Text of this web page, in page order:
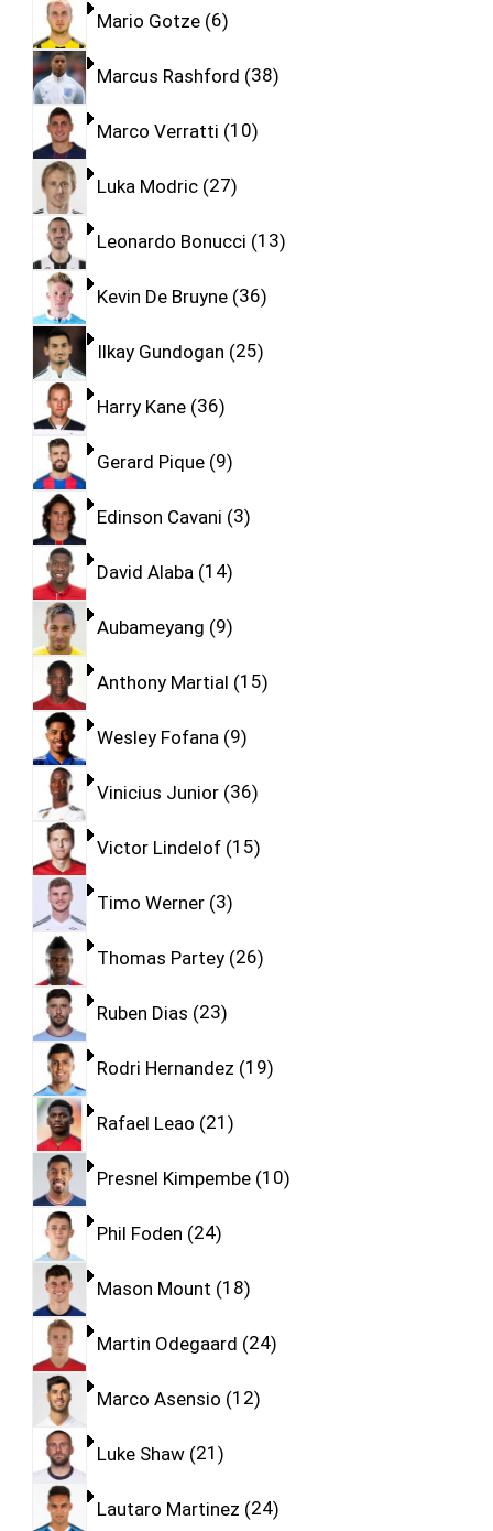
Mario Gotze 6
Marcus Rashford 38
Marco Verratti 10
Luka Modric 27
Leonardo Bonucci 13
Kevin De Bruyne 36
Ilkay Gundogan 25
Harry Kane 36
Gerard Pique 9
Edinson Cavani 3
David Alaba 14
Aubameyang 9
Anthony Martial 15
Wesley Fofana 9
Vinicius Junior 36
Victor Lindelof 15
Timo Werner 3
Thomas Partey 26
Ruben Dias 23
Rodri Hernandez 19
Rafael Leao 21
Presnel Kimpembe 10
Phil Foden 24
Mason Mount 18
Martin Odegaard 24
Marco Asensio 12
Luke Shaw 21
Lautaro Martinez 24